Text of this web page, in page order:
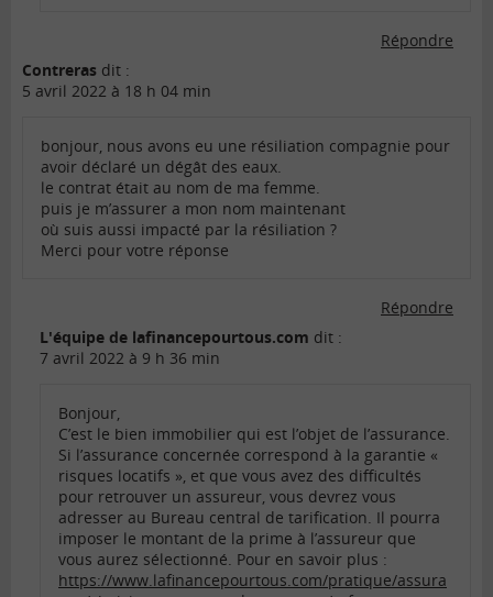
Répondre
Contreras dit :
5 avril 2022 à 18 h 04 min
bonjour, nous avons eu une résiliation compagnie pour
avoir déclaré un dégât des eaux.
le contrat était au nom de ma femme.
puis je m’assurer a mon nom maintenant
où suis aussi impacté par la résiliation ?
Merci pour votre réponse
Répondre
L'équipe de lafinancepourtous.com dit :
7 avril 2022 à 9 h 36 min
Bonjour,
C’est le bien immobilier qui est l’objet de l’assurance.
Si l’assurance concernée correspond à la garantie «
risques locatifs », et que vous avez des difficultés
pour retrouver un assureur, vous devrez vous
adresser au Bureau central de tarification. Il pourra
imposer le montant de la prime à l’assureur que
vous aurez sélectionné. Pour en savoir plus :
https://www.lafinancepourtous.com/pratique/assura